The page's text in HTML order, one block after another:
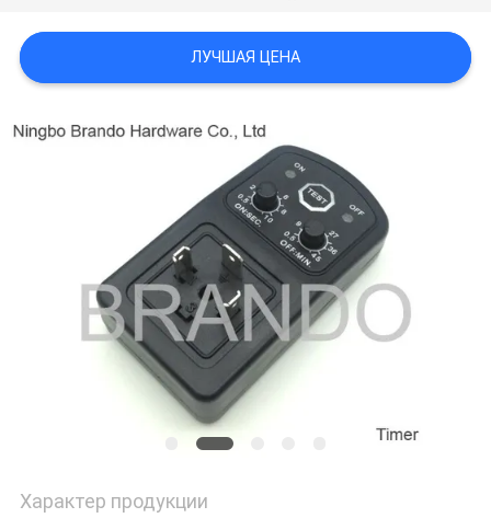
САЙТА
КОНФИДЕНЦИАЛЬНОСТИ
ЛУЧШАЯ ЦЕНА
Характер продукции